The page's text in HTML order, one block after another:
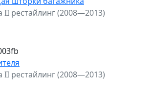
II рестайлинг (2008—2013)
II рестайлинг (2008—2013)